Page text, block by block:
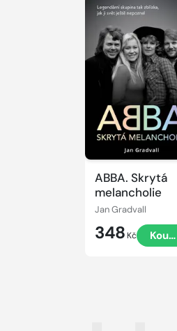
ABBA. Skrytá
melancholie
Jan Gradvall
348 Kč Koupit